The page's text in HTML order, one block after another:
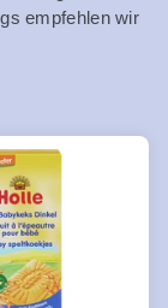
empfehlen wir